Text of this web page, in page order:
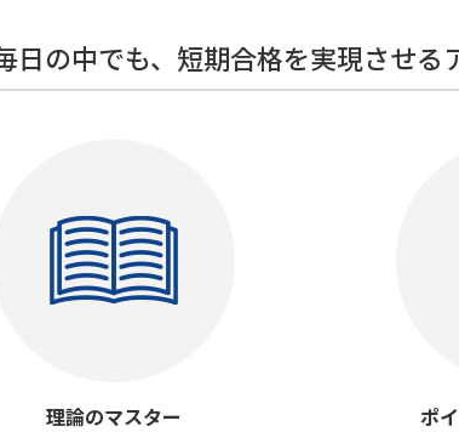
日の中でも、短期合格を実現させる
理論のマスター
ポ